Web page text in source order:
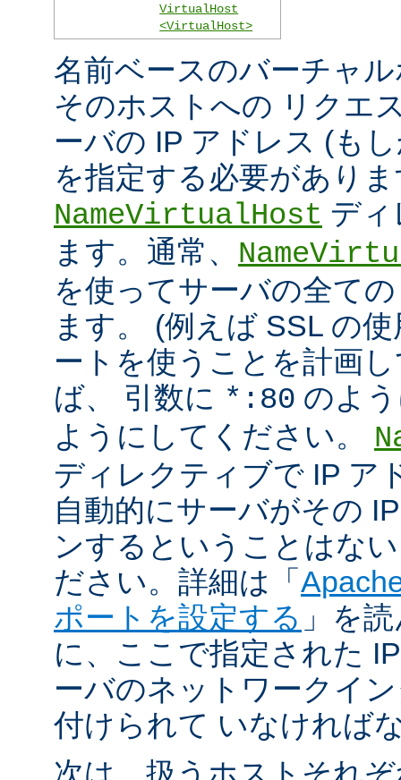
VirtualHost
<VirtualHost>
名前ベースのバーチャ
そのホストへの リクエ
ーバの IP アドレス (も
を指定する必要があり
NameVirtualHost デ
ます。通常、
を使ってサーバの全て
ます。 (例えば SSL の
ートを使うことを計画
ば、 引数に *:80 のよ
ようにしてください。
ディレクティブで IP ア
自動的にサーバがその
ンするということはな
ださい。詳細は「
ポートを設定する 」を
に、ここで指定された
ーバのネットワークイ
付けられて いなければ
次は、扱うホストそれ